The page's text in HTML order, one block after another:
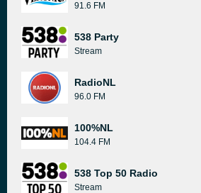
91.6 FM
538 Party
Stream
RadioNL
96.0 FM
100%NL
104.4 FM
538 Top 50 Radio
Stream